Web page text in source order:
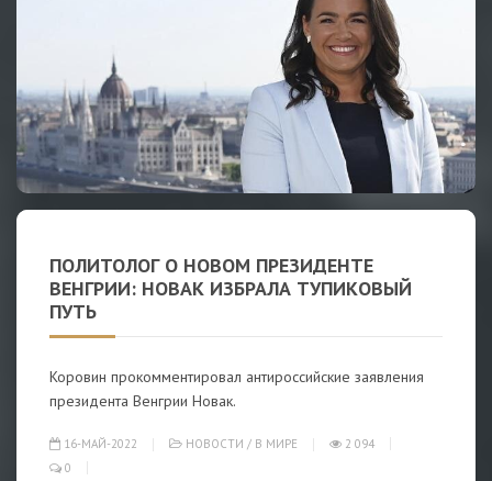
ПОЛИТОЛОГ О НОВОМ ПРЕЗИДЕНТЕ
ВЕНГРИИ: НОВАК ИЗБРАЛА ТУПИКОВЫЙ
ПУТЬ
Коровин прокомментировал антироссийские заявления
президента Венгрии Новак.
16-МАЙ-2022 НОВОСТИ / В МИРЕ
2 094
0